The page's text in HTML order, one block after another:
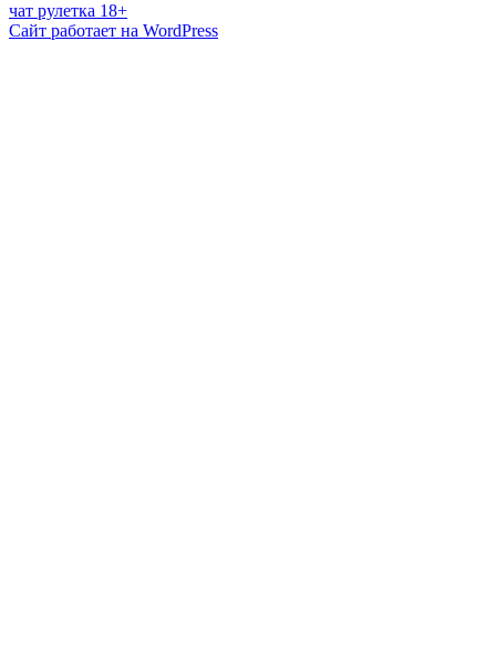
чат рулетка 18+
Сайт работает на WordPress